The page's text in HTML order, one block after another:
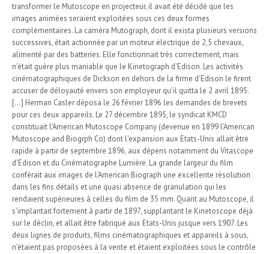
transformer le Mutoscope en projecteur, il avait été décidé que les
images animées seraient exploitées sous ces deux formes
complémentaires. La caméra Mutograph, dont il exista plusieurs versions
successives, était actionnée par un moteur électrique de 2,5 chevaux,
alimenté par des batteries. Elle fonctionnait très correctement, mais
n'était guère plus maniable que le Kinetograph d'Edison. Les activités
cinématographiques de Dickson en dehors de la firme d'Edison le firent
accuser de déloyauté envers son employeur qu'il quitta le 2 avril 1895.
[...] Herman Casler déposa le 26 février 1896 les demandes de brevets
pour ces deux appareils. Le 27 décembre 1895, le syndicat KMCD
constituait l'American Mutoscope Company (devenue en 1899 l'American
Mutoscope and Biogrph Co) dont l'expansion aux Etats-Unis allait être
rapide à partir de septembre 1896, aux dépens notamment du Vitascope
d'Edison et du Cinématographe Lumière. La grande largeur du film
conférait aux images de l'American Biograph une excellente résolution
dans les fins détails et une quasi absence de granulation qui les
rendaient supérieures à celles du film de 35 mm. Quant au Mutoscope, il
s'implantait fortement à partir de 1897, supplantant le Kinetoscope déjà
sur le déclin, et allait être fabriqué aux Etats-Unis jusque vers 1907. Les
deux lignes de produits, films cinématographiques et appareils à sous,
n'étaient pas proposées à la vente et étaient exploitées sous le contrôle